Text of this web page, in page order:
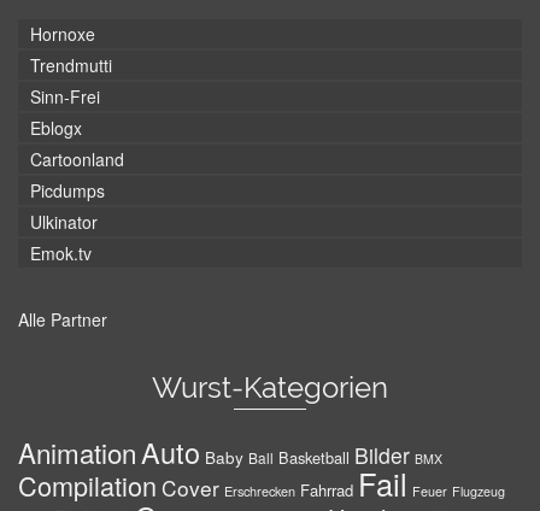
Hornoxe
Trendmutti
Sinn-Frei
Eblogx
Cartoonland
Picdumps
Ulkinator
Emok.tv
Alle Partner
Wurst-Kategorien
AnimationAuto Baby Ball Basketball Bilder BMX
Compilation Cover Erschrecken Fahrrad Fail Feuer Flugzeug